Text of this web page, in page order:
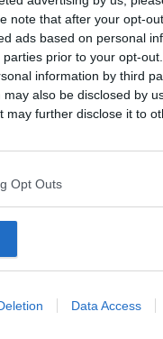
note that after your opt-
ads based on personal
prior to your opt-
information by third
also be disclosed by
may further disclose it to
Opt Outs
Data Access